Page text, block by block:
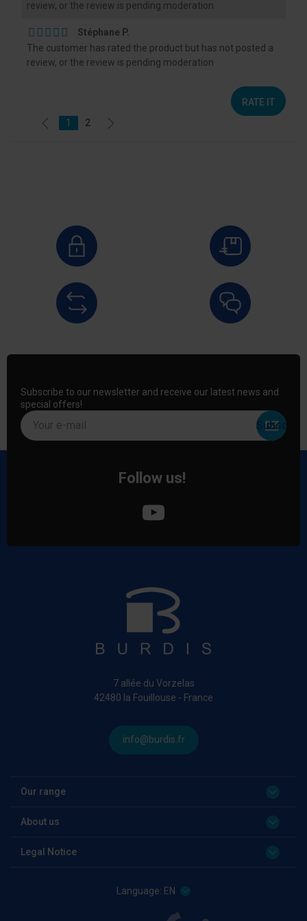
review, or the review is pending moderation
Stéphane P.
The customer has rated the product but has not posted a
review, or the review is pending moderation
RATE IT
1
2
Subscribe to our newsletter and receive our latest news and
special offers!
Your e-mail
Follow us!
7 allée du Vorzelas
42480 la Fouillouse - France
info@burdis.fr
Our range
About us
Legal Notice
Language: EN